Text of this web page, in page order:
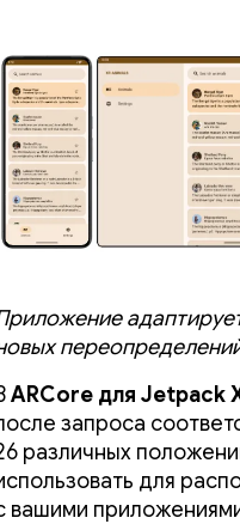
ARCore для Jetpack
запроса
различных
для
вашими